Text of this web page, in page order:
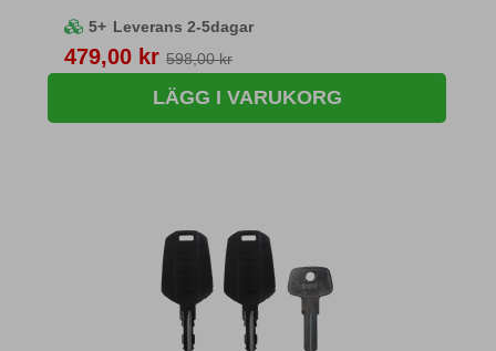
5+ Leverans 2-5dagar
Pris
479,00 kr 598,00 kr
LÄGG I VARUKORG